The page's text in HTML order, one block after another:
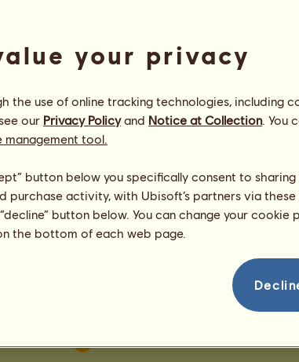
Vor 8 Tagen
Bösartiger
Clown
your privacy
the use of online tracking technologies, including
our Privacy Policyand Notice at Collection. You
management tool.
button below you specifically consent to
purchase activity, with Ubisoft’s partners via
button below. You can change your cookie
the bottom of each web page.